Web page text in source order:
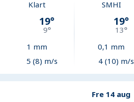
Klart
19°
9°
1 mm
5 (8) m/s
SMHI
19°
13°
0,1 mm
4 (10) m/s
Fre 14 aug